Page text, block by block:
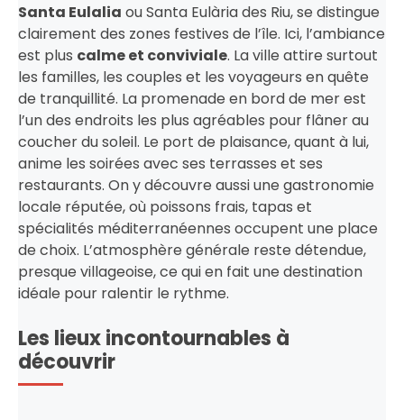
Santa Eulalia ou Santa Eulària des Riu, se distingue
clairement des zones festives de l’île. Ici, l’ambiance
est plus calme et conviviale. La ville attire surtout
les familles, les couples et les voyageurs en quête
de tranquillité. La promenade en bord de mer est
l’un des endroits les plus agréables pour flâner au
coucher du soleil. Le port de plaisance, quant à lui,
anime les soirées avec ses terrasses et ses
restaurants. On y découvre aussi une gastronomie
locale réputée, où poissons frais, tapas et
spécialités méditerranéennes occupent une place
de choix. L’atmosphère générale reste détendue,
presque villageoise, ce qui en fait une destination
idéale pour ralentir le rythme.
Les lieux incontournables à
découvrir